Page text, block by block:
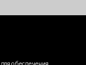
для обеспечения